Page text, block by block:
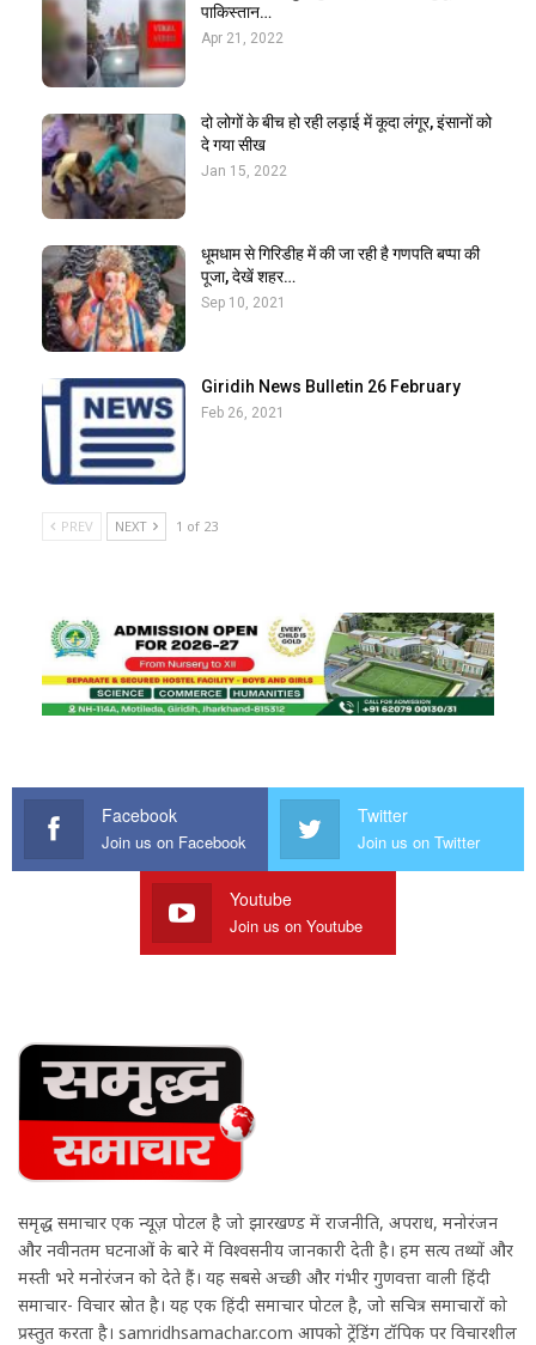
पाकिस्तान…
Apr 21, 2022
दो लोगों के बीच हो रही लड़ाई में कूदा लंगूर, इंसानों को
दे गया सीख
Jan 15, 2022
धूमधाम से गिरिडीह में की जा रही है गणपति बप्पा की
पूजा, देखें शहर…
Sep 10, 2021
Giridih News Bulletin 26 February
Feb 26, 2021
PREV NEXT 1 of 23
Facebook
Join us on Facebook
Twitter
Join us on Twitter
Youtube
Join us on Youtube
समृद्ध समाचार एक न्यूज़ पोर्टल है जो झारखण्ड में राजनीति, अपराध, मनोरंजन
और नवीनतम घटनाओं के बारे में विश्वसनीय जानकारी देती है। हम सत्य तथ्यों और
मस्ती भरे मनोरंजन को देते हैं। यह सबसे अच्छी और गंभीर गुणवत्ता वाली हिंदी
समाचार- विचार स्रोत है। यह एक हिंदी समाचार पोर्टल है, जो सचित्र समाचारों को
प्रस्तुत करता है। samridhsamachar.com आपको ट्रेंडिंग टॉपिक पर विचारशील